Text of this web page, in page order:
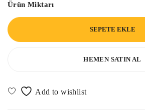
Ürün Miktarı
SEPETE EKLE
HEMEN SATIN AL